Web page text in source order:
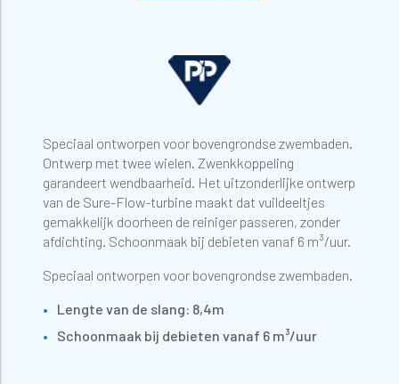
Speciaal ontworpen voor bovengrondse zwembaden.
Ontwerp met twee wielen. Zwenkkoppeling
garandeert wendbaarheid. Het uitzonderlijke ontwerp
van de Sure-Flow-turbine maakt dat vuildeeltjes
gemakkelijk doorheen de reiniger passeren, zonder
afdichting. Schoonmaak bij debieten vanaf 6 m³/uur.
Speciaal ontworpen voor bovengrondse zwembaden.
Lengte van de slang: 8,4m
Schoonmaak bij debieten vanaf 6 m³/uur